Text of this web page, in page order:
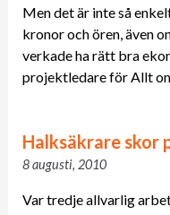
Men det är inte så
kronor och ören, även
verkade ha rätt bra
projektledare för Allt
Halksäkrare skor
8 augusti, 2010
Var tredje allvarlig